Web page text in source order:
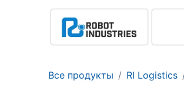
Все продукты RI Logistics